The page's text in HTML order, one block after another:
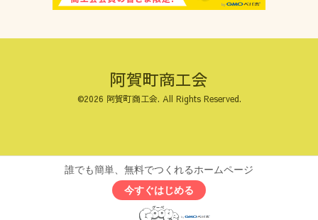
阿賀町商工会
©2026 阿賀町商工会. All Rights Reserved.
誰でも簡単、無料でつくれるホームページ
今すぐはじめる